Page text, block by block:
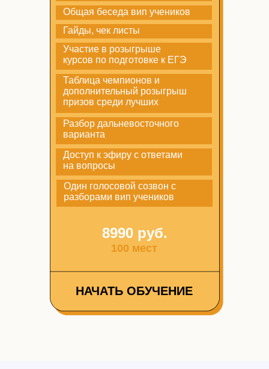
8990 руб.
100 мест
Общая беседа вип учеников
Гайды, чек листы
Участие в розыгрыше
курсов по подготовке к ЕГЭ
НАЧАТЬ ОБУЧЕНИЕ
Таблица чемпионов и
дополнительный розыгрыш
призов среди лучших
Разбор дальневосточного
варианта
Доступ к эфиру с ответами
на вопросы
Один голосовой созвон с
разборами вип учеников